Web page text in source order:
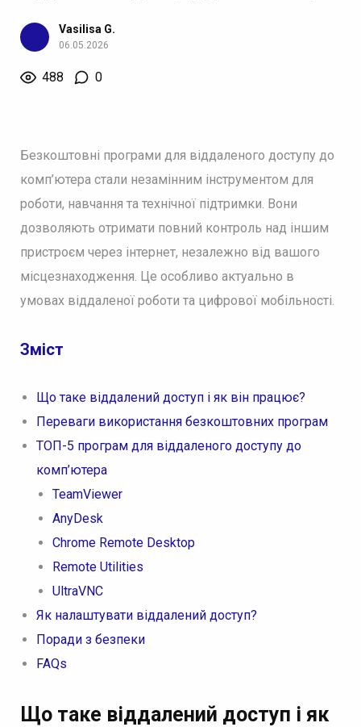
Vasilisa G.
06.05.2026
488 0
Безкоштовні програми для віддаленого доступу до
комп’ютера стали незамінним інструментом для
роботи, навчання та технічної підтримки. Вони
дозволяють отримати повний контроль над іншим
пристроєм через інтернет, незалежно від вашого
місцезнаходження. Це особливо актуально в
умовах віддаленої роботи та цифрової мобільності.
Зміст
Що таке віддалений доступ і як він працює?
Переваги використання безкоштовних програм
ТОП-5 програм для віддаленого доступу до
комп’ютера
TeamViewer
AnyDesk
Chrome Remote Desktop
Remote Utilities
UltraVNC
Як налаштувати віддалений доступ?
Поради з безпеки
FAQs
Що таке віддалений доступ і як